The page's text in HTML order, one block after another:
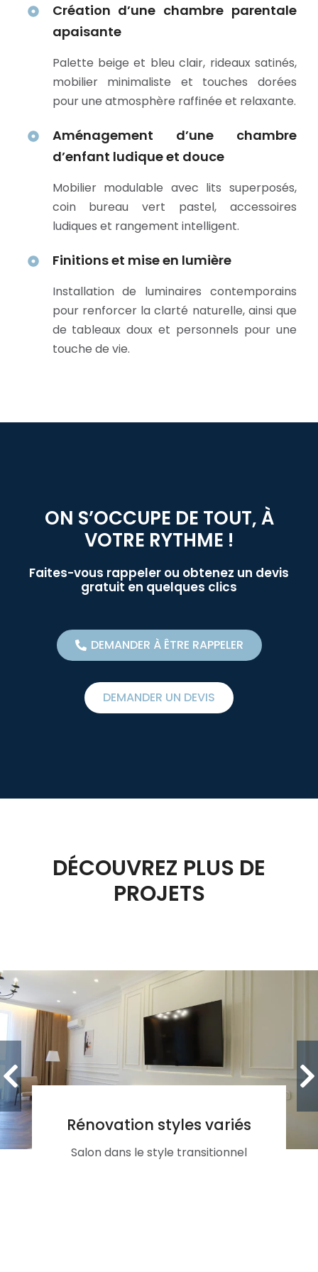
Création d’une chambre parentale
apaisante
Palette beige et bleu clair, rideaux satinés,
mobilier minimaliste et touches dorées
pour une atmosphère raffinée et relaxante.
Aménagement d’une chambre
d’enfant ludique et douce
Mobilier modulable avec lits superposés,
coin bureau vert pastel, accessoires
ludiques et rangement intelligent.
Finitions et mise en lumière
Installation de luminaires contemporains
pour renforcer la clarté naturelle, ainsi que
de tableaux doux et personnels pour une
touche de vie.
ON S’OCCUPE DE TOUT, À
VOTRE RYTHME !
Faites-vous rappeler ou obtenez un devis
gratuit en quelques clics
DEMANDER À ÊTRE RAPPELER
DEMANDER UN DEVIS
DÉCOUVREZ PLUS DE
PROJETS
Rénovation styles variés
Salon dans le style transitionnel